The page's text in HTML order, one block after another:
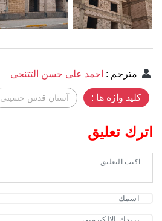
مترجم : احمد علی حسن التتنجی
کلید واژه ها : آستان قدس حسینی
اترك تعليق